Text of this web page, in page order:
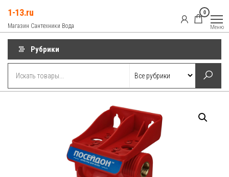
содержимому
1-13.ru
Магазин Сантехники Вода
0
Меню
Рубрики